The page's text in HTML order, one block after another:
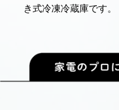
き式冷凍冷蔵庫です。